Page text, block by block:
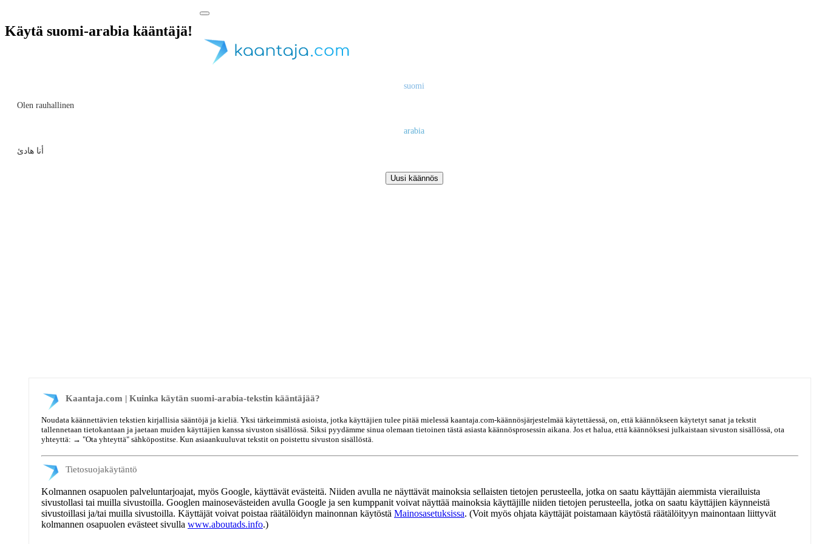
Käytä suomi-arabia kääntäjä!
suomi
Olen rauhallinen
arabia
أنا هادئ
Kaantaja.com | Kuinka käytän suomi-arabia-tekstin kääntäjää?
Noudata käännettävien tekstien kirjallisia sääntöjä ja kieliä. Yksi tärkeimmistä asioista, jotka käyttäjien tulee pitää mielessä kaantaja.com-käännösjärjestelmää käytettäessä, on, että käännökseen käytetyt sanat ja tekstit
tallennetaan tietokantaan ja jaetaan muiden käyttäjien kanssa sivuston sisällössä. Siksi pyydämme sinua olemaan tietoinen tästä asiasta käännösprosessin aikana. Jos et halua, että käännöksesi julkaistaan sivuston sisällössä, ota
yhteyttä: → "Ota yhteyttä" sähköpostitse. Kun asiaankuuluvat tekstit on poistettu sivuston sisällöstä.
Tietosuojakäytäntö
Kolmannen osapuolen palveluntarjoajat, myös Google, käyttävät evästeitä. Niiden avulla ne näyttävät mainoksia sellaisten tietojen perusteella, jotka on saatu käyttäjän aiemmista vierailuista
sivustollasi tai muilla sivustoilla. Googlen mainosevästeiden avulla Google ja sen kumppanit voivat näyttää mainoksia käyttäjille niiden tietojen perusteella, jotka on saatu käyttäjien käynneistä
sivustoillasi ja/tai muilla sivustoilla. Käyttäjät voivat poistaa räätälöidyn mainonnan käytöstä Mainosasetuksissa. (Voit myös ohjata käyttäjät poistamaan käytöstä räätälöityyn mainontaan liittyvät
kolmannen osapuolen evästeet sivulla www.aboutads.info.)